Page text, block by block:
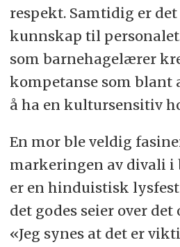
respekt. Samtidig er
kunnskap til
som barnehagelærer
kompetanse som
å ha en kultursensitiv
En mor ble veldig
markeringen av divali i
er en hinduistisk
det godes seier over det
«Jeg synes at det er